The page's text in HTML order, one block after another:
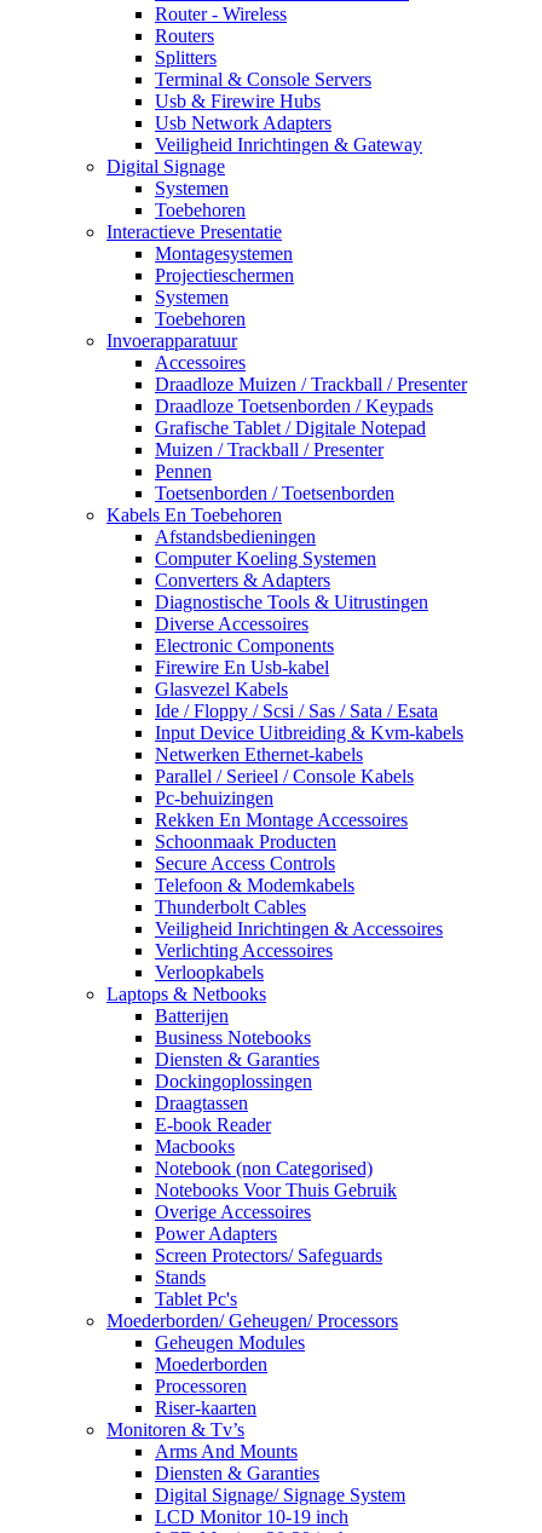
Router - Wireless
Routers
Splitters
Terminal & Console Servers
Usb & Firewire Hubs
Usb Network Adapters
Veiligheid Inrichtingen & Gateway
Digital Signage
Systemen
Toebehoren
Interactieve Presentatie
Montagesystemen
Projectieschermen
Systemen
Toebehoren
Invoerapparatuur
Accessoires
Draadloze Muizen / Trackball / Presenter
Draadloze Toetsenborden / Keypads
Grafische Tablet / Digitale Notepad
Muizen / Trackball / Presenter
Pennen
Toetsenborden / Toetsenborden
Kabels En Toebehoren
Afstandsbedieningen
Computer Koeling Systemen
Converters & Adapters
Diagnostische Tools & Uitrustingen
Diverse Accessoires
Electronic Components
Firewire En Usb-kabel
Glasvezel Kabels
Ide / Floppy / Scsi / Sas / Sata / Esata
Input Device Uitbreiding & Kvm-kabels
Netwerken Ethernet-kabels
Parallel / Serieel / Console Kabels
Pc-behuizingen
Rekken En Montage Accessoires
Schoonmaak Producten
Secure Access Controls
Telefoon & Modemkabels
Thunderbolt Cables
Veiligheid Inrichtingen & Accessoires
Verlichting Accessoires
Verloopkabels
Laptops & Netbooks
Batterijen
Business Notebooks
Diensten & Garanties
Dockingoplossingen
Draagtassen
E-book Reader
Macbooks
Notebook (non Categorised)
Notebooks Voor Thuis Gebruik
Overige Accessoires
Power Adapters
Screen Protectors/ Safeguards
Stands
Tablet Pc's
Moederborden/ Geheugen/ Processors
Geheugen Modules
Moederborden
Processoren
Riser-kaarten
Monitoren & Tv’s
Arms And Mounts
Diensten & Garanties
Digital Signage/ Signage System
LCD Monitor 10-19 inch